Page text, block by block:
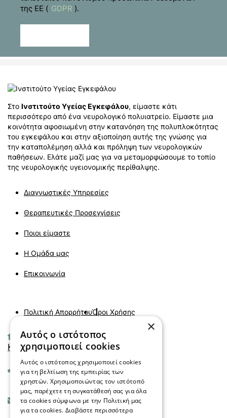
της ΕΕ ( GDPR ).
Στο Ινστιτούτο Υγείας Εγκεφάλου, είμαστε κάτι
περισσότερο από ένα νευρολογικό πολυιατρείο. Είμαστε μια
κοινότητα αφοσιωμένη στην κατανόηση της πολυπλοκότητας
του εγκεφάλου και στην αξιοποίηση αυτής της γνώσης για
την καταπολέμηση αλλά και πρόληψη των νευρολογικών
παθήσεων. Ελάτε μαζί μας για να μεταμορφώσουμε το τοπίο
της νευρολογικής υγειονομικής περίθαλψης.
Διαγνωστικές Υπηρεσίες
Θεραπευτικές Προσεγγίσεις
Ποιοι είμαστε
Η Ομάδα μας
Επικοινωνία
Πολιτική ΑπορρήτουΌροι Χρήσης
Αιγαίου 45 τ.κ 55133
Καλαμαριά - Θεσσαλονίκη
+30 2310 029099
info@mindfulmind.gr
×
Αυτός ο ιστότοπος
χρησιμοποιεί cookies
Αυτός ο ιστότοπος χρησιμοποιεί cookies
για τη βελτίωση της εμπειρίας των
χρηστών. Χρησιμοποιώντας τον ιστότοπό
μας, παρέχετε τη συγκατάθεσή σας για όλα
τα cookies σύμφωνα με την Πολιτική μας
για τα cookies. Διαβάστε περισσότερα